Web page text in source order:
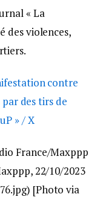
« La
des violences,
contre
par des tirs de
» / X
France/Maxppp
22/10/2023
[Photo via